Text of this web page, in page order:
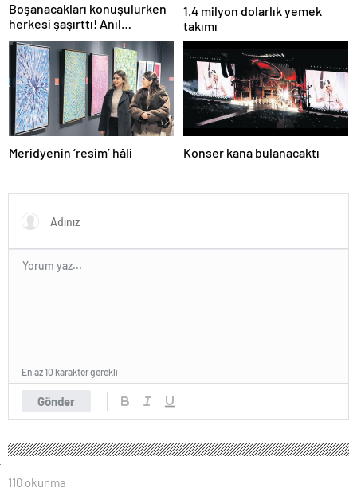
Boşanacakları konuşulurken
herkesi şaşırttı! Anıl
Altan’dan Pelin Akil’e
duygusal Anneler Günü
mesajı
1.4 milyon dolarlık yemek
takımı
Meridyenin ‘resim’ hâli Konser kana bulanacaktı
Gönder
En az 10 karakter gerekli
110 okunma